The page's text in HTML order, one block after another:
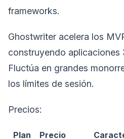
frameworks.
Ghostwriter acelera los
construyendo aplicaciones
Fluctúa en grandes
los límites de sesión.
Precios:
Plan Precio